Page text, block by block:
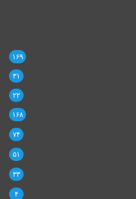
۱۶۹
۳۱
۲۲
۱۶۸
۷۴
۵۱
۳۳
۴